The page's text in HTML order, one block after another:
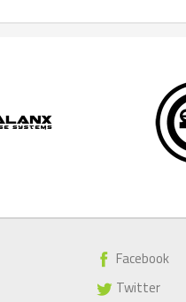
Facebook
Twitter